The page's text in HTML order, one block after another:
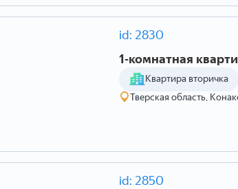
id: 2830
1-комнатная
Квартира вторичка
Тверская область,
id: 2850